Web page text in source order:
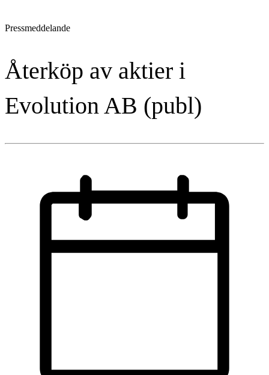
Pressmeddelande
Återköp av aktier i
Evolution AB (publ)